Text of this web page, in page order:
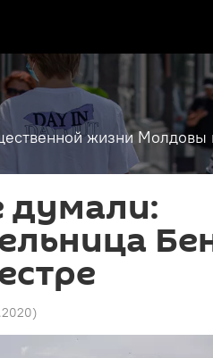
жизни Молдовы
думали:
)